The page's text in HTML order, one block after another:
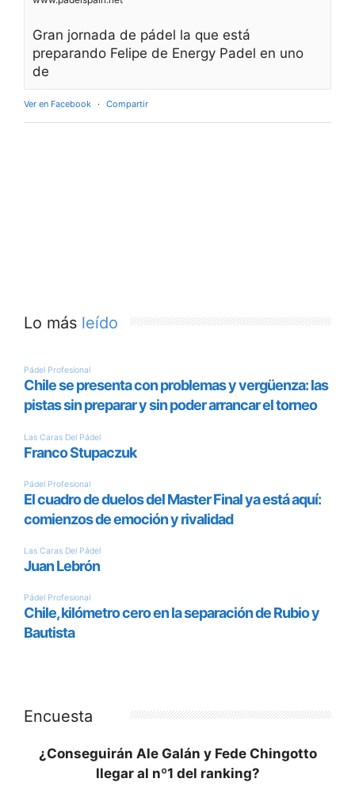
Gran jornada de pádel la que está
preparando Felipe de Energy Padel en uno
de
Ver en Facebook · Compartir
Lo más leído
Encuesta
¿Conseguirán Ale Galán y Fede Chingotto
llegar al nº1 del ranking?